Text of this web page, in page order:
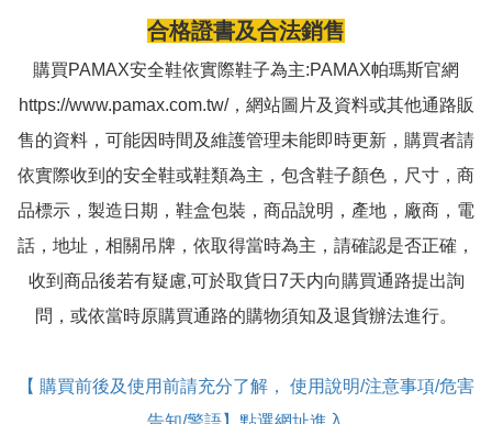
合格證書及合法銷售
購買PAMAX安全鞋依實際鞋子為主:PAMAX帕瑪斯官網
https://www.pamax.com.tw/，網站圖片及資料或其他通路販
售的資料，可能因時間及維護管理未能即時更新，購買者請
依實際收到的安全鞋或鞋類為主，包含鞋子顏色，尺寸，商
品標示，製造日期，鞋盒包裝，商品說明，產地，廠商，電
話，地址，相關吊牌，依取得當時為主，請確認是否正確，
收到商品後若有疑慮,可於取貨日7天内向購買通路提出詢
問，或依當時原購買通路的購物須知及退貨辦法進行。
【 購買前後及使用前請充分了解， 使用說明/注意事項/危害